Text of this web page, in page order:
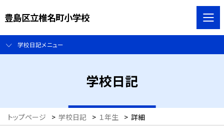
豊島区立椎名町小学校
学校日記メニュー
学校日記
トップページ > 学校日記 > １年生 > 詳細